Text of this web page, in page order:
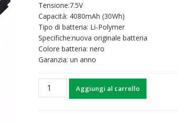
originale
era:
35,01€.
è:
27,43€.
Tensione:7.5V
Capacità: 4080mAh (30Wh)
Tipo di batteria: Li-Polymer
Specifiche:nuova originale batteria
Colore batteria: nero
Garanzia: un anno
Batteria
Aggiungi al carrello